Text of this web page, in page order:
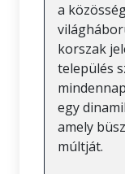
a
korszak
település
egy
amely
múltját.